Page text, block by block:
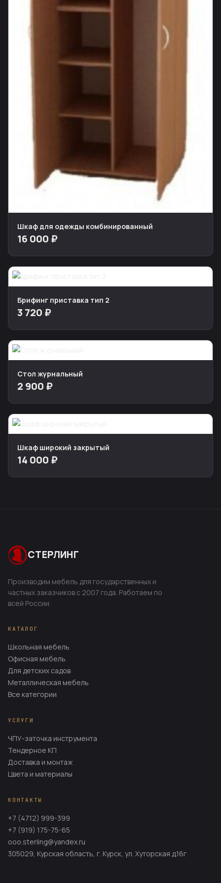
Шкаф для одежды комбинированный
16 000 ₽
Брифинг приставка тип 2
3 720 ₽
Стол журнальный
2 900 ₽
Шкаф широкий закрытый
14 000 ₽
СТЕРЛИНГ
Производим мебель для государственных и
частных заказчиков с 2007 года. Работаем по
всей России.
КАТАЛОГ
Школьная мебель
Офисная мебель
Для детских садов
Металлическая мебель
Все категории
УСЛУГИ
ЧПУ-заточка инструмента
Тендерное КП
Доставка и монтаж
Цвета и материалы
КОНТАКТЫ
+7 (4712) 999-399
+7 (919) 175-75-65
ooo.sterling@yandex.ru
305029, Курская область, г. Курск, ул. Хуторская д.16г